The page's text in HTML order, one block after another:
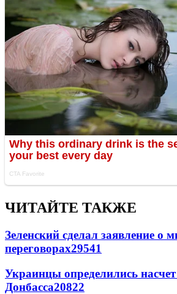
ЧИТАЙТЕ ТАКЖЕ
Зеленский сделал заявление о
переговорах29541
Украинцы определились
Донбасса20822